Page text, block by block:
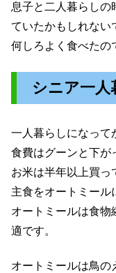
息子と二人暮らしの
ていたかもしれない
何しろよく食べたの
シニア一人
一人暮らしになって
食費はグーンと下が
お米は半年以上買っ
主食をオートミール
オートミールは食物
適です。
オートミールは鳥の